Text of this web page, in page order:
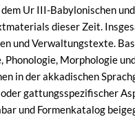
Ur III-Babylonischen
dieser Zeit.
und Verwaltungstexte.
Morphologie
in der akkadischen
gattungsspezifischer
und Formenkatalog